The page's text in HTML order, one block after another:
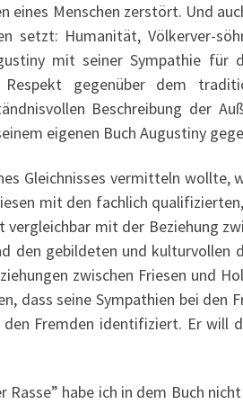
eines Menschen zerstört. Und
setzt: Humanität, Völkerver-
mit seiner Sympathie für
gegenüber dem
Beschreibung der
eigenen Buch Augustiny
Gleichnisses vermitteln wollte,
mit den fachlich
mit der Beziehung
den gebildeten und kulturvollen
zwischen Friesen und
dass seine Sympathien bei den
Fremden identifiziert. Er will
habe ich in dem Buch